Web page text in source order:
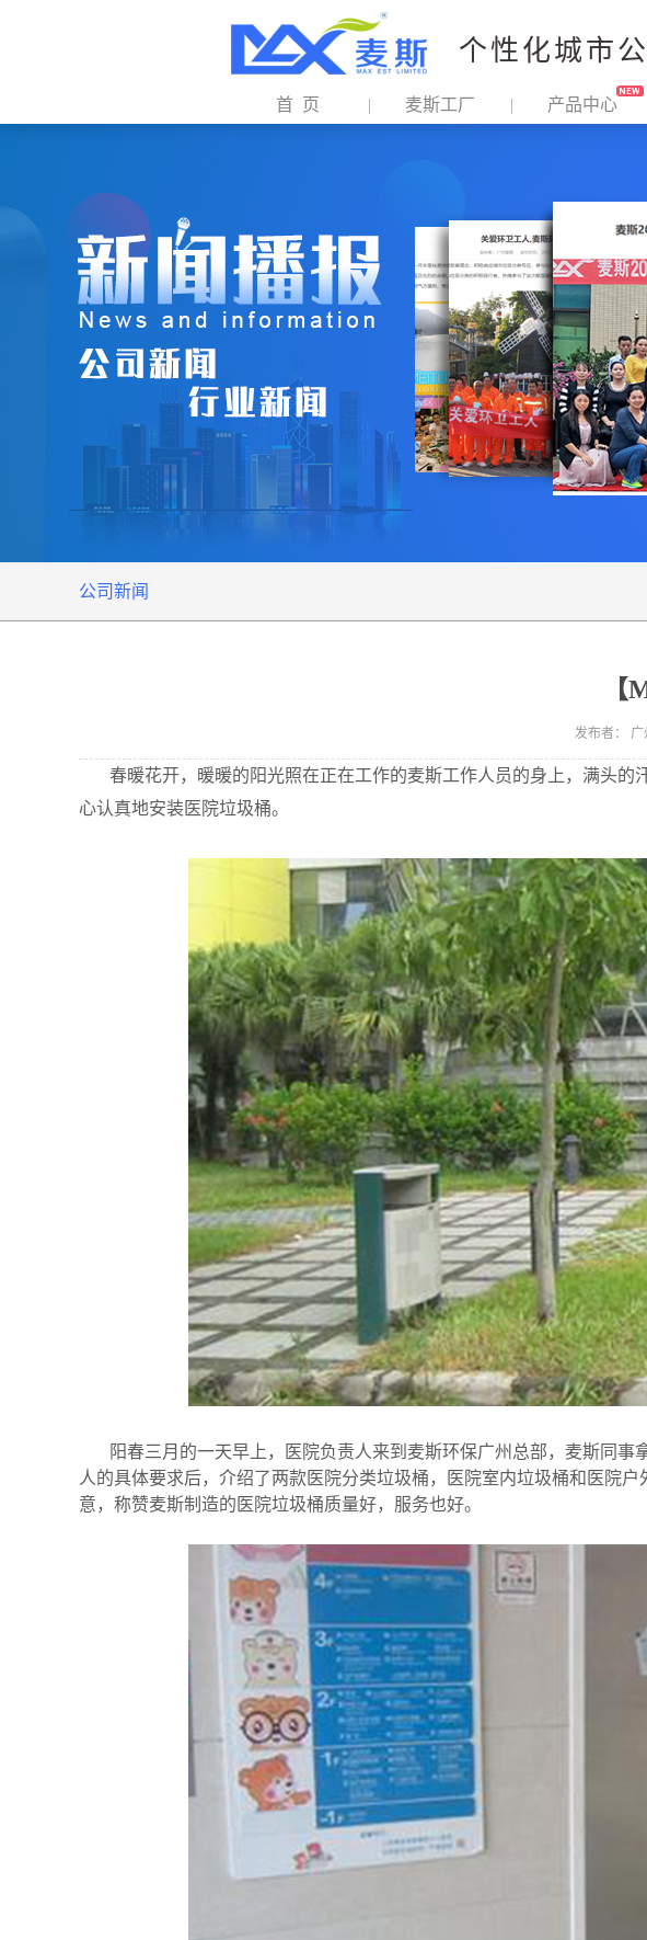
个性化城市
首 页 麦斯工厂 产品中心
公司新闻
【
发布者： 广
春暖花开，暖暖的阳光照在正在工作的麦斯工作人员的身上，满头
心认真地安装医院垃圾桶。
阳春三月的一天早上，医院负责人来到麦斯环保广州总部，麦斯同
人的具体要求后，介绍了两款医院分类垃圾桶，医院室内垃圾桶和医院
意，称赞麦斯制造的医院垃圾桶质量好，服务也好。